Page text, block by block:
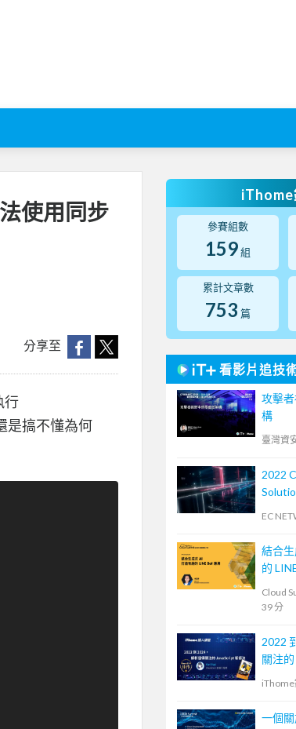
使用同步
分享至
行
是搞不懂為何
參賽組數
159組
累計文章數
753 篇
看影片追技
攻擊
構
臺灣資
2022
EC
結合
的
Cloud
39 分
2022
關注
一個